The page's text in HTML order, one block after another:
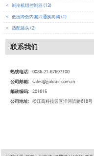
< 制冷机组控制器 (13)
< 低压降低内漏四通换向阀 (1)
< 适配接头 (2)
联系我们
热线电话: 0086-21-67697100
公司邮箱: sales@goldair.com.cn
邮政编码: 201615
公司地址: 松江高科技园区洋河浜路618号